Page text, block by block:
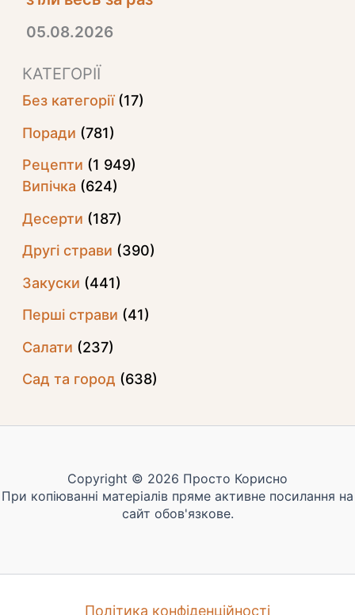
05.08.2026
КАТЕГОРІЇ
Без категорії(17)
Поради (781)
Рецепти (1 949)
Випічка (624)
Десерти (187)
Другі страви (390)
Закуски (441)
Перші страви (41)
Салати (237)
Сад та город (638)
Copyright © 2026 Просто Корисно
При копіюванні матеріалів пряме активне посилання на
сайт обов'язкове.
Політика конфіденційності